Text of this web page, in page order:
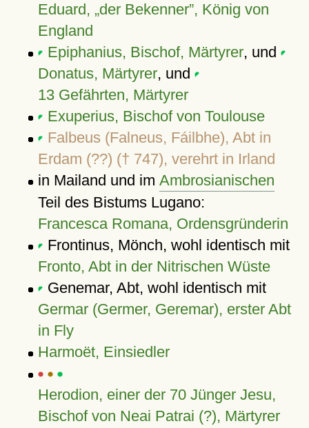
Eduard, der Bekenner , König von
England
Epiphanius, Bischof, Märtyrer, und
Donatus, Märtyrer, und
13 Gefährten, Märtyrer
Exuperius, Bischof von Toulouse
Falbeus (Falneus, Fáilbhe), Abt in
Erdam (??) († 747), verehrt in Irland
in Mailand und im Ambrosianischen
Teil des Bistums Lugano:
Francesca Romana, Ordensgründerin
Frontinus, Mönch, wohl identisch mit
Fronto, Abt in der Nitrischen Wüste
Genemar, Abt, wohl identisch mit
Germar (Germer, Geremar), erster Abt
in Fly
Harmoët, Einsiedler
Herodion, einer der 70 Jünger Jesu,
Bischof von Neai Patrai (?), Märtyrer